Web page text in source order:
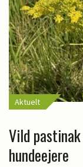
Aktuelt
Vild
hundeejere